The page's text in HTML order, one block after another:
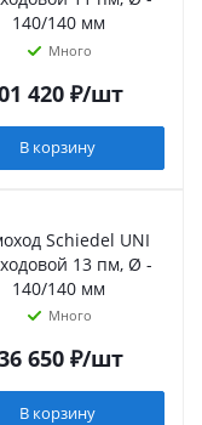
140/140 мм
Много
420₽/шт
В корзину
Schiedel UNI
13 пм, Ø -
140/140 мм
Много
650₽/шт
В корзину